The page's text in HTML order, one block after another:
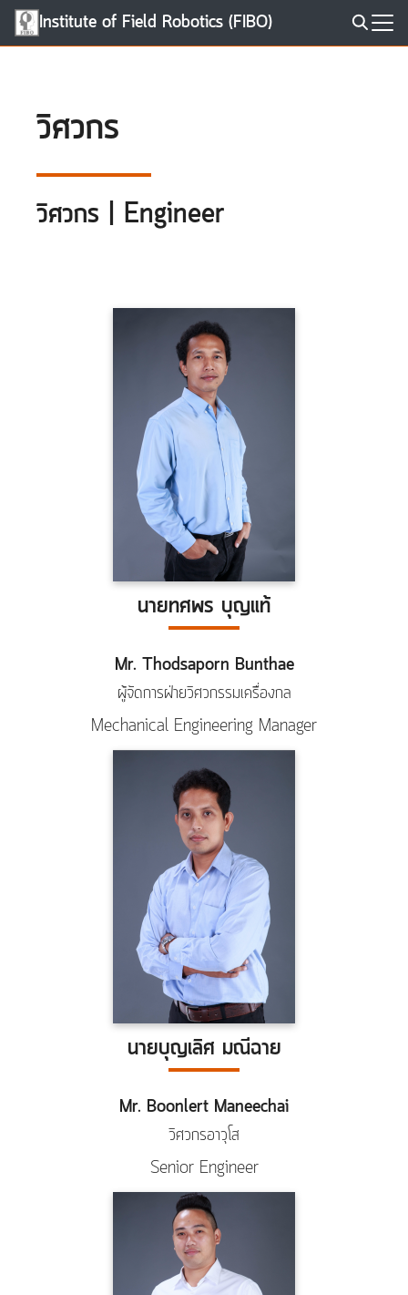
Skip
Institute of Field Robotics (FIBO)
วิศวกร
วิศวกร | Engineer
นายทศพร บุญแท้
Mr. Thodsaporn Bunthae
ผู้จัดการฝ่ายวิศวกรรมเครื่องกล
Mechanical Engineering Manager
นายบุญเลิศ มณีฉาย
Mr. Boonlert Maneechai
วิศวกรอาวุโส
Senior Engineer